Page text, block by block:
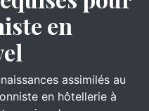
en
assimilés au
en hôtellerie à